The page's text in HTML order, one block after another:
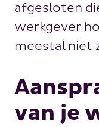
afgesloten
werkgever
meestal niet
van je